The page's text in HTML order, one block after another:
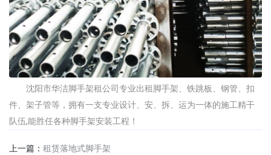
沈阳市华洁脚手架租公司专业出租脚手架、铁跳板、钢管、扣
件、架子管等，拥有一支专业设计、安、拆、运为一体的施工精干
队伍,能胜任各种脚手架安装工程！
上一篇： 租赁落地式脚手架